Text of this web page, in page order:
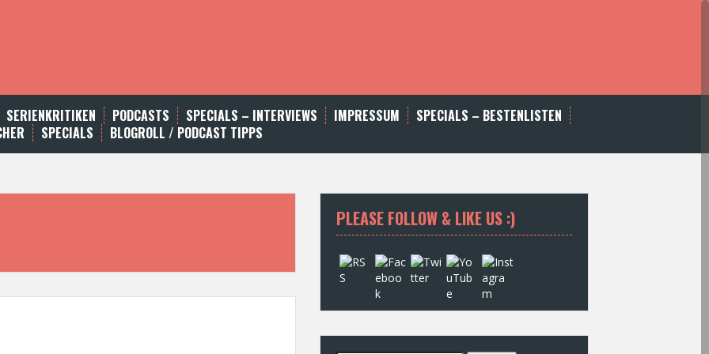
SERIENKRITIKEN PODCASTS SPECIALS – INTERVIEWS IMPRESSUM
SPECIALS – BESTENLISTEN
SPECIALS BLOGROLL / PODCAST TIPPS
PLEASE FOLLOW & LIKE US :)